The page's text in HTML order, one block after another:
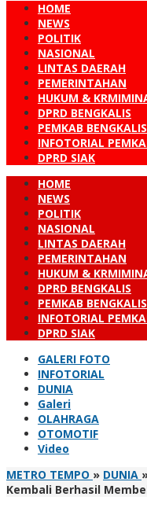
HOME
NEWS
POLITIK
NASIONAL
LINTAS DAERAH
PEMERINTAHAN
HUKUM &
DPRD BENGKALIS
PEMKAB BENGKALIS
INFOTORIAL
DPRD SIAK
HOME
NEWS
POLITIK
NASIONAL
LINTAS DAERAH
PEMERINTAHAN
HUKUM &
DPRD BENGKALIS
PEMKAB BENGKALIS
INFOTORIAL
DPRD SIAK
GALERI FOTO
INFOTORIAL
DUNIA
Galeri
OLAHRAGA
OTOMOTIF
Video
METRO TEMPO » DUNIA
Kembali Berhasil